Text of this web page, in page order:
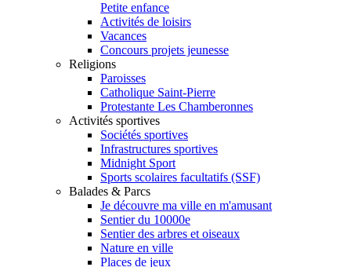
Petite enfance
Activités de loisirs
Vacances
Concours projets jeunesse
Religions
Paroisses
Catholique Saint-Pierre
Protestante Les Chamberonnes
Activités sportives
Sociétés sportives
Infrastructures sportives
Midnight Sport
Sports scolaires facultatifs (SSF)
Balades & Parcs
Je découvre ma ville en m'amusant
Sentier du 10000e
Sentier des arbres et oiseaux
Nature en ville
Places de jeux